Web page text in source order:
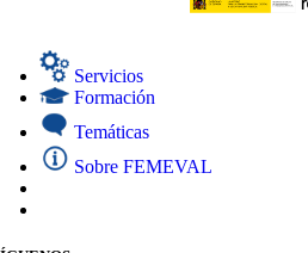
Servicios
Formación
Temáticas
Sobre FEMEVAL